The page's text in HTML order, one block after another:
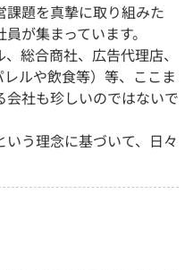
課題を真摯に取り組みた
が集まっています。
総合商社、広告代理店、
ルや飲食等）等、ここま
社も珍しいのではないで
いう理念に基づいて、日々